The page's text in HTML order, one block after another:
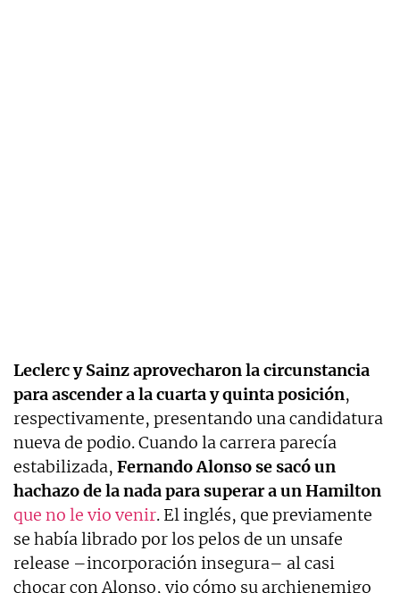
Leclerc y Sainz aprovecharon la circunstancia
para ascender a la cuarta y quinta posición,
respectivamente, presentando una candidatura
nueva de podio. Cuando la carrera parecía
estabilizada, Fernando Alonso se sacó un
hachazo de la nada para superar a un Hamilton
que no le vio venir. El inglés, que previamente
se había librado por los pelos de un unsafe
release –incorporación insegura– al casi
chocar con Alonso, vio cómo su archienemigo